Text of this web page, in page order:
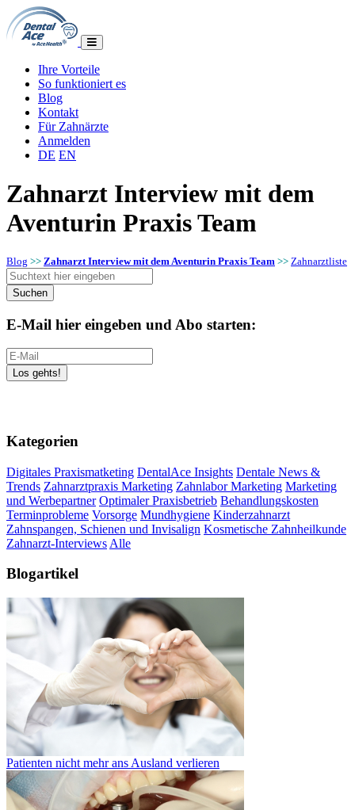
Ihre Vorteile
So funktioniert es
Blog
Kontakt
Für Zahnärzte
Anmelden
DE EN
Zahnarzt Interview mit dem
Aventurin Praxis Team
Blog >> Zahnarzt Interview mit dem Aventurin Praxis Team >> Zahnarztliste
E-Mail hier eingeben und Abo starten:
Kategorien
Digitales Praxismatketing DentalAce Insights Dentale News &
Trends Zahnarztpraxis Marketing Zahnlabor Marketing Marketing
und Werbepartner Optimaler Praxisbetrieb Behandlungskosten
Terminprobleme Vorsorge Mundhygiene Kinderzahnarzt
Zahnspangen, Schienen und Invisalign Kosmetische Zahnheilkunde
Zahnarzt-Interviews Alle
Blogartikel
Patienten nicht mehr ans Ausland verlieren